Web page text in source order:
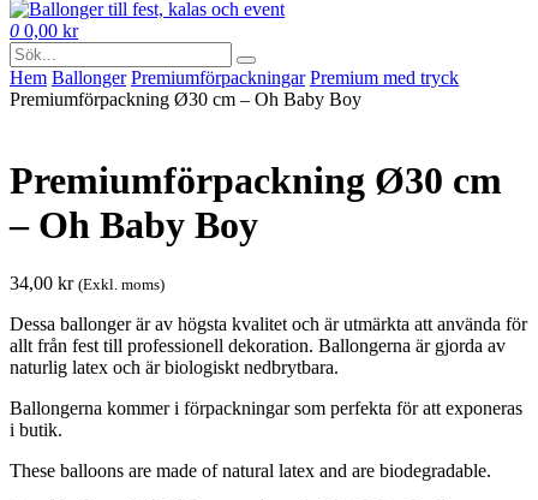
0 0,00 kr
Hem Ballonger Premium­förpackningar Premium med tryck
Premiumförpackning Ø30 cm – Oh Baby Boy
Premiumförpackning Ø30 cm
– Oh Baby Boy
34,00 kr (Exkl. moms)
Dessa ballonger är av högsta kvalitet och är utmärkta att använda för
allt från fest till professionell dekoration. Ballongerna är gjorda av
naturlig latex och är biologiskt nedbrytbara.
Ballongerna kommer i förpackningar som perfekta för att exponeras
i butik.
These balloons are made of natural latex and are biodegradable.